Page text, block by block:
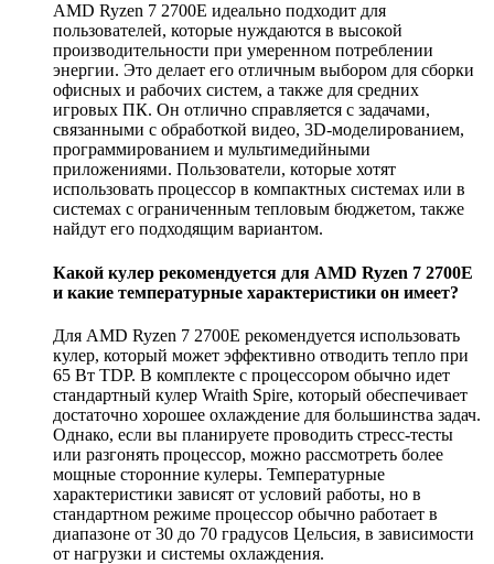
AMD Ryzen 7 2700E идеально подходит для
пользователей, которые нуждаются в высокой
производительности при умеренном потреблении
энергии. Это делает его отличным выбором для сборки
офисных и рабочих систем, а также для средних
игровых ПК. Он отлично справляется с задачами,
связанными с обработкой видео, 3D-моделированием,
программированием и мультимедийными
приложениями. Пользователи, которые хотят
использовать процессор в компактных системах или в
системах с ограниченным тепловым бюджетом, также
найдут его подходящим вариантом.
Какой кулер рекомендуется для AMD Ryzen 7 2700E
и какие температурные характеристики он имеет?
Для AMD Ryzen 7 2700E рекомендуется использовать
кулер, который может эффективно отводить тепло при
65 Вт TDP. В комплекте с процессором обычно идет
стандартный кулер Wraith Spire, который обеспечивает
достаточно хорошее охлаждение для большинства задач.
Однако, если вы планируете проводить стресс-тесты
или разгонять процессор, можно рассмотреть более
мощные сторонние кулеры. Температурные
характеристики зависят от условий работы, но в
стандартном режиме процессор обычно работает в
диапазоне от 30 до 70 градусов Цельсия, в зависимости
от нагрузки и системы охлаждения.